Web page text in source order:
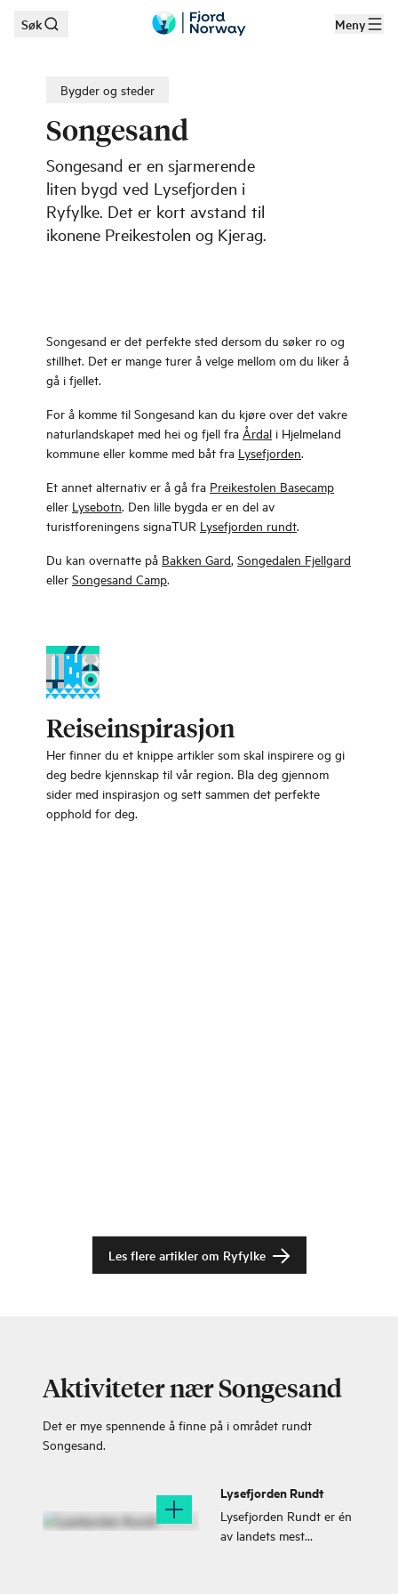
Hopp til hovedinnhold
Søk Meny
Bygder og steder
Songesand
Songesand er en sjarmerende
liten bygd ved Lysefjorden i
Ryfylke. Det er kort avstand til
ikonene Preikestolen og Kjerag.
Songesand er det perfekte sted dersom du søker ro og
stillhet. Det er mange turer å velge mellom om du liker å
gå i fjellet.
For å komme til Songesand kan du kjøre over det vakre
naturlandskapet med hei og fjell fra Årdal i Hjelmeland
kommune eller komme med båt fra Lysefjorden.
Et annet alternativ er å gå fra Preikestolen Basecamp
eller Lysebotn. Den lille bygda er en del av
turistforeningens signaTUR Lysefjorden rundt.
Du kan overnatte på Bakken Gard, Songedalen Fjellgard
eller Songesand Camp.
Reiseinspirasjon
Her finner du et knippe artikler som skal inspirere og gi
deg bedre kjennskap til vår region. Bla deg gjennom
sider med inspirasjon og sett sammen det perfekte
opphold for deg.
Les flere artikler om Ryfylke
Aktiviteter nær Songesand
Det er mye spennende å finne på i området rundt
Songesand.
Lysefjorden Rundt
Lysefjorden Rundt er én
av landets mest